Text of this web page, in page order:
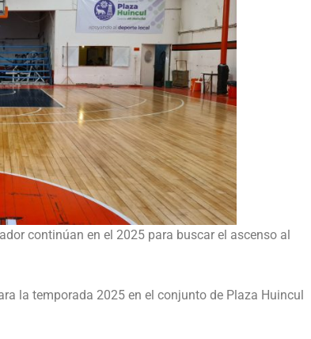
continúan en el 2025 para buscar el ascenso al
la temporada 2025 en el conjunto de Plaza Huincul